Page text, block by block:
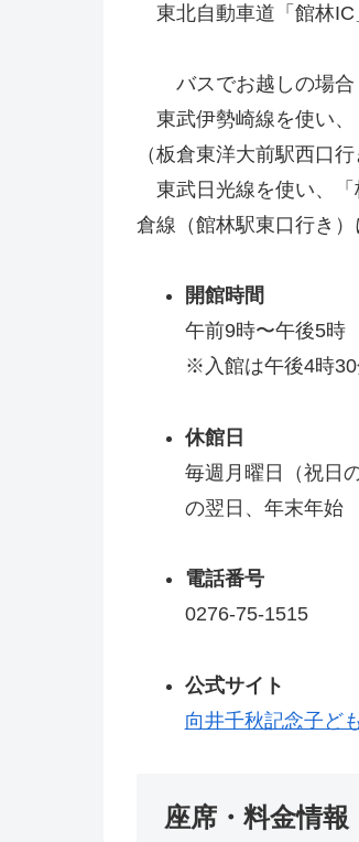
東北自動車道「館林IC
バスでお越しの場合
東武伊勢崎線を使い、
（板倉東洋大前駅西口
東武日光線を使い、「
倉線（館林駅東口行き
開館時間
午前9時〜午後5時
※入館は午後4時
休館日
毎週月曜日（祝日
の翌日、年末年始
電話番号
0276-75-1515
公式サイト
向井千秋記念子ど
座席・料金情報